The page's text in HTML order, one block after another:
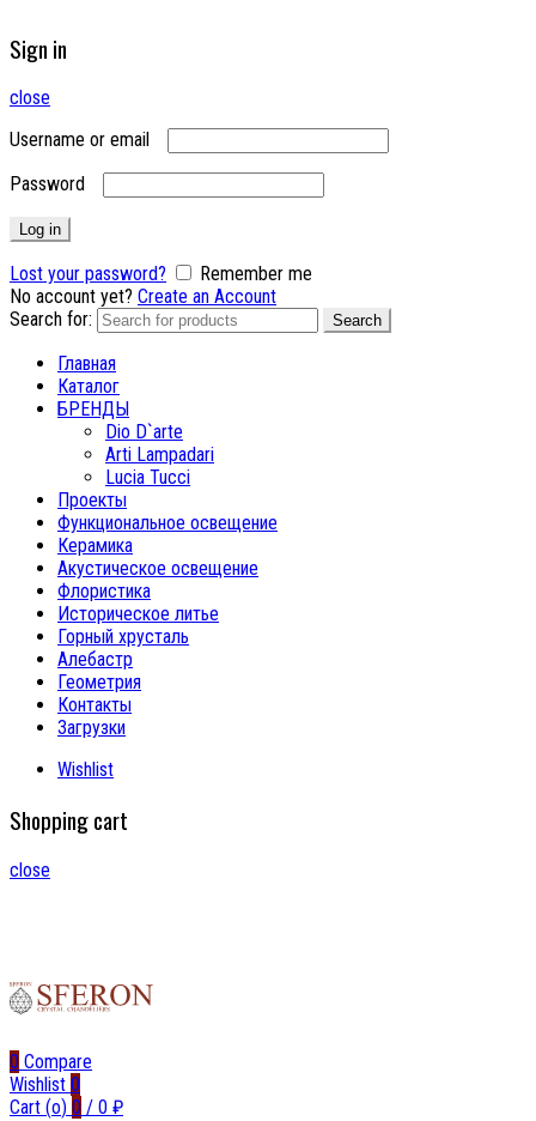
Sign in
close
Username or email
Password
Log in
Lost your password?
Remember me
No account yet? Create an Account
Search for:
Search
Главная
Каталог
БРЕНДЫ
Dio D`arte
Arti Lampadari
Lucia Tucci
Проекты
Функциональное освещение
Керамика
Акустическое освещение
Флористика
Историческое литье
Горный хрусталь
Алебастр
Геометрия
Контакты
Загрузки
Wishlist
Shopping cart
close
0 Compare
Wishlist 0
Cart (o) 0 / 0 ₽